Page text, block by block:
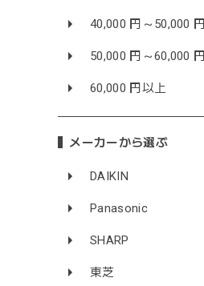
40,000 円～50,000 円
50,000 円～60,000 円
60,000 円以上
メーカーから選ぶ
DAIKIN
Panasonic
SHARP
東芝